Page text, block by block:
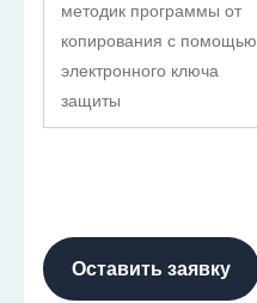
методик программы от
копирования с помощью
электронного ключа
защиты
Оставить заявку